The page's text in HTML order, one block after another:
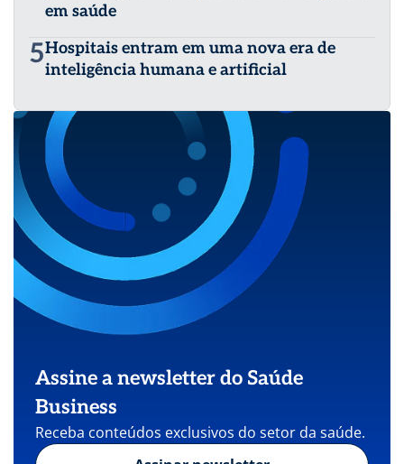
em saúde
5Hospitais entram em uma nova era de
inteligência humana e artificial
Assine a newsletter do Saúde
Business
Receba conteúdos exclusivos do setor da saúde.